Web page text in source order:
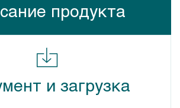
продукта
и загрузка